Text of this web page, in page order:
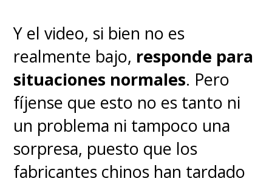
adorable y feroz, con esos
gestos y actitudes tan felinas,
con una mirada intensa que
transmite muchas emociones.
Si algo funciona, no lo
cambies. Acá se entendió
perfecto.
Y el video, si bien no es
realmente bajo, responde para
situaciones normales. Pero
fíjense que esto no es tanto ni
un problema ni tampoco una
sorpresa, puesto que los
fabricantes chinos han tardado